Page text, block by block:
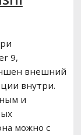
9,
внешний
внутри.
и
можно с